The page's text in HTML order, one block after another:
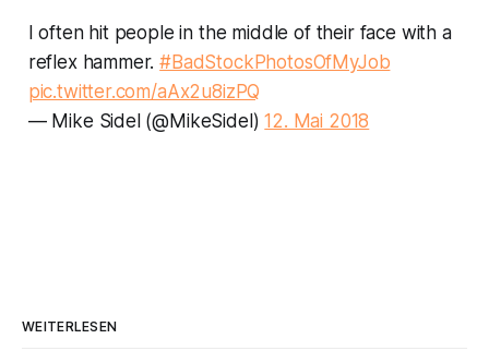
I often hit people in the middle of their face with a
reflex hammer.#BadStockPhotosOfMyJob
pic.twitter.com/aAx2u8izPQ
— Mike Sidel (@MikeSidel)12. Mai 2018
WEITERLESEN